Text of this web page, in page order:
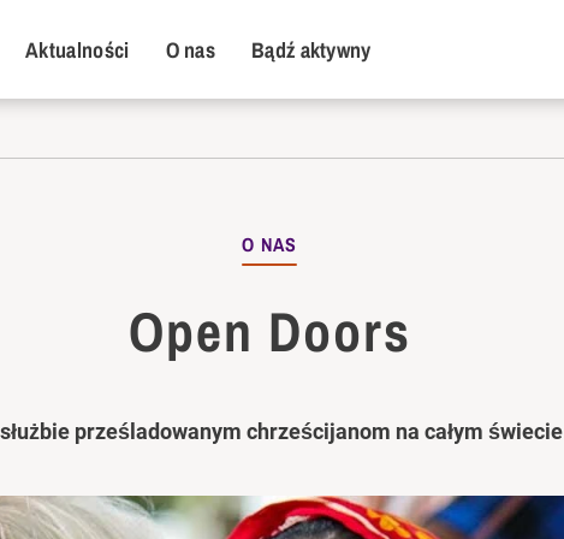
Aktualności O nas Bądź aktywny
O NAS
Open Doors
prześladowanym chrześcijanom na całym świecie